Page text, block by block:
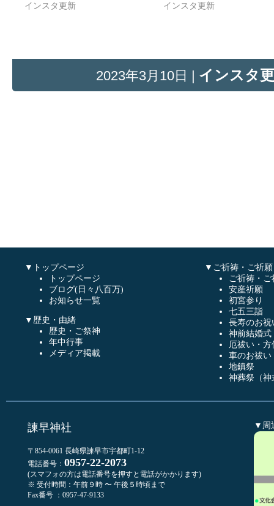
インスタ更新
インスタ更新
2023年3月10日 | インスタ
▼トップページ
トップページ
ブログ(日々八百万)
お知らせ一覧
▼歴史・由緒
歴史・ご祭神
年中行事
メディア掲載
▼ご祈祷・ご祈願
ご祈祷・
安産祈願
初宮参り
七五三詣
長寿のお祝
神前結婚式
厄祓い・方
車のお祓い
地鎮祭
神葬祭（神
諫早神社
〒854-0061 長崎県諫早市宇都町1-12
電話番号： 0957-22-2073
(スマフォの方は電話番号を押すと電話がかかります)
※ 受付時間：午前９時 〜 午後５時頃まで
Fax番号 ：0957-47-9133
▼周